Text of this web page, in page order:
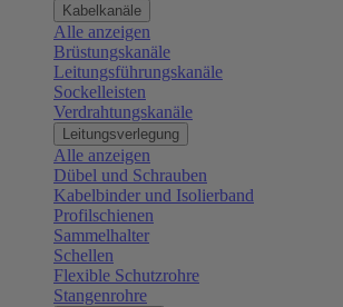
Kabelkanäle
Alle anzeigen
Brüstungskanäle
Leitungsführungskanäle
Sockelleisten
Verdrahtungskanäle
Leitungsverlegung
Alle anzeigen
Dübel und Schrauben
Kabelbinder und Isolierband
Profilschienen
Sammelhalter
Schellen
Flexible Schutzrohre
Stangenrohre